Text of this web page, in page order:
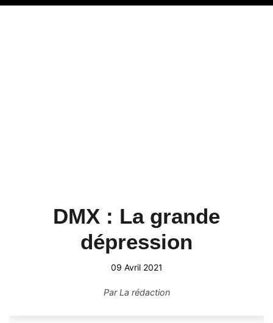
DMX : La grande
dépression
09 Avril 2021
ParLa rédaction